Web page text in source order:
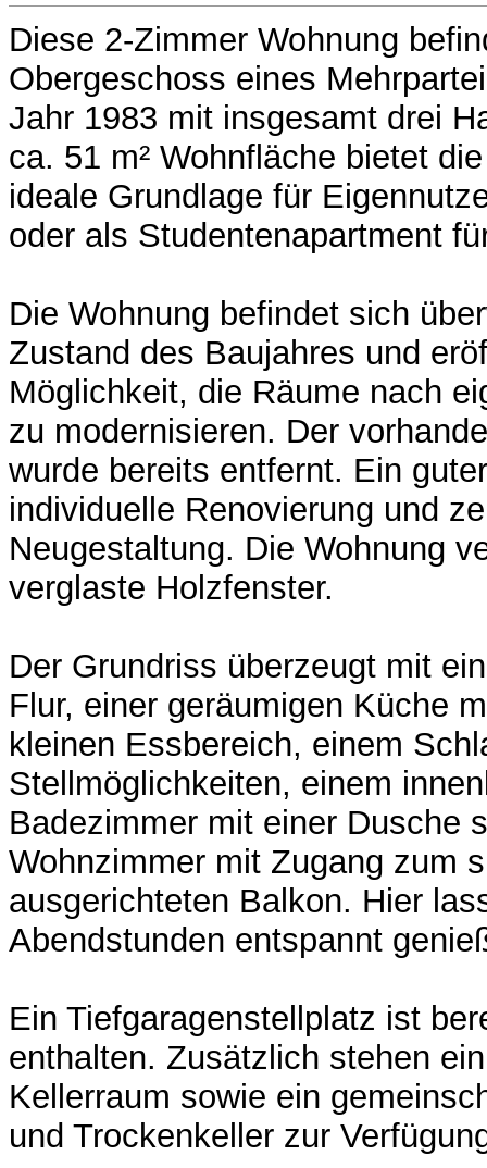
Diese 2-Zimmer Wohnung
Obergeschoss eines
Jahr 1983 mit insgesamt drei
ca. 51 m² Wohnfläche bietet
ideale Grundlage für
oder als Studentenapartment
Die Wohnung befindet sich
Zustand des Baujahres und
Möglichkeit, die Räume nach
zu modernisieren. Der
wurde bereits entfernt. Ein
individuelle Renovierung und
Neugestaltung. Die Wohnung
verglaste Holzfenster.
Der Grundriss überzeugt mit
Flur, einer geräumigen Küche
kleinen Essbereich, einem
Stellmöglichkeiten, einem
Badezimmer mit einer Dusche
Wohnzimmer mit Zugang zum
ausgerichteten Balkon. Hier
Abendstunden entspannt
Ein Tiefgaragenstellplatz ist
enthalten. Zusätzlich stehen
Kellerraum sowie ein
und Trockenkeller zur